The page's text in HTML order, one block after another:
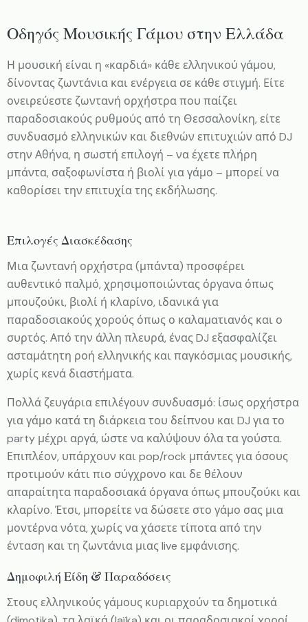
Οδηγός Μουσικής Γάμου στην Ελλάδα
Η μουσική είναι η «καρδιά» κάθε ελληνικού γάμου,
δίνοντας ζωντάνια και ενέργεια σε κάθε στιγμή. Είτε
ονειρεύεστε ζωντανή ορχήστρα που παίζει
παραδοσιακούς ρυθμούς από τη Θεσσαλονίκη, είτε
συνδυασμό ελληνικών και διεθνών επιτυχιών από DJ
στην Αθήνα, η σωστή επιλογή – να έχετε πλήρη
μπάντα, σαξοφωνίστα ή βιολί για γάμο – μπορεί να
καθορίσει την επιτυχία της εκδήλωσης.
Επιλογές Διασκέδασης
Μια ζωντανή ορχήστρα (μπάντα) προσφέρει
αυθεντικό παλμό, χρησιμοποιώντας όργανα όπως
μπουζούκι, βιολί ή κλαρίνο, ιδανικά για
παραδοσιακούς χορούς όπως ο καλαματιανός και ο
συρτός. Από την άλλη πλευρά, ένας DJ εξασφαλίζει
ασταμάτητη ροή ελληνικής και παγκόσμιας μουσικής,
χωρίς κενά διαστήματα.
Πολλά ζευγάρια επιλέγουν συνδυασμό: ίσως ορχήστρα
για γάμο κατά τη διάρκεια του δείπνου και DJ για το
party μέχρι αργά, ώστε να καλύψουν όλα τα γούστα.
Επιπλέον, υπάρχουν και pop/rock μπάντες για όσους
προτιμούν κάτι πιο σύγχρονο και δε θέλουν
απαραίτητα παραδοσιακά όργανα όπως μπουζούκι και
κλαρίνο. Έτσι, μπορείτε να δώσετε στο γάμο σας μια
μοντέρνα νότα, χωρίς να χάσετε τίποτα από την
ένταση και τη ζωντάνια μιας live εμφάνισης.
Δημοφιλή Είδη & Παραδόσεις
Στους ελληνικούς γάμους κυριαρχούν τα δημοτικά